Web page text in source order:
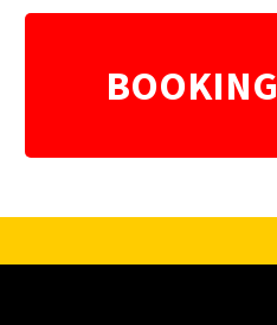
BOOKING